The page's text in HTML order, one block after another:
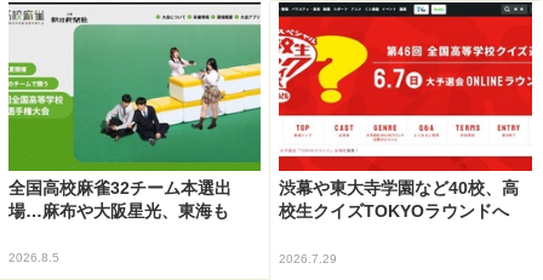
全国高校麻雀32チーム本選出
場…麻布や大阪星光、東海も
2026.8.5
渋幕や東大寺学園など40校、高
校生クイズTOKYOラウンドへ
2026.7.29